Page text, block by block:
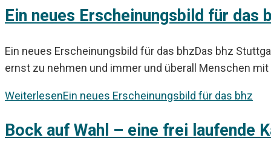
Ein neues Erscheinungsbild für das
Ein neues Erscheinungsbild für das bhzDas bhz
ernst zu nehmen und immer und überall Menschen
WeiterlesenEin neues Erscheinungsbild für das bhz
Bock auf Wahl – eine frei laufende